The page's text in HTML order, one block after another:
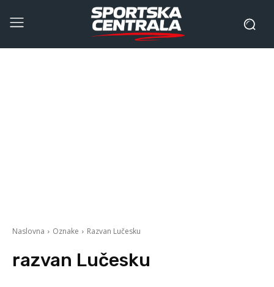
Naslovna Oznake Razvan Lučesku
razvan Lučesku